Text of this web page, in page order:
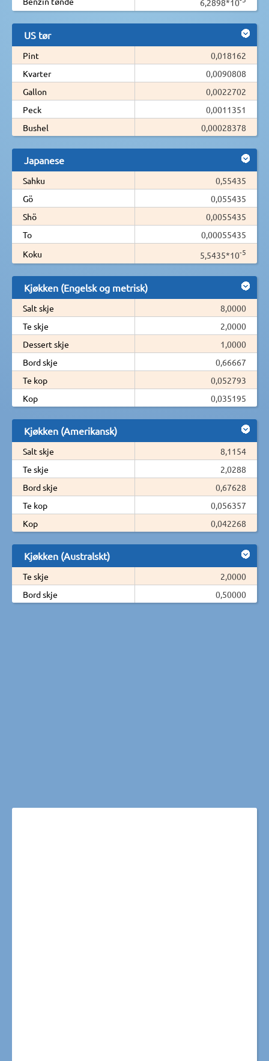
6,2898*10
US tør
Pint
0,018162
Kvarter
0,0090808
Gallon
0,0022702
Peck
0,0011351
Bushel
0,00028378
Japanese
Sahku
0,55435
Gö
0,055435
Shö
0,0055435
To
0,00055435
Koku
5,5435*10-5
Kjøkken (Engelsk og metrisk)
Salt skje
8,0000
Te skje
2,0000
Dessert skje
1,0000
Bord skje
0,66667
Te kop
0,052793
Kop
0,035195
Kjøkken (Amerikansk)
Salt skje
8,1154
Te skje
2,0288
Bord skje
0,67628
Te kop
0,056357
Kop
0,042268
Kjøkken (Australskt)
Te skje
2,0000
Bord skje
0,50000